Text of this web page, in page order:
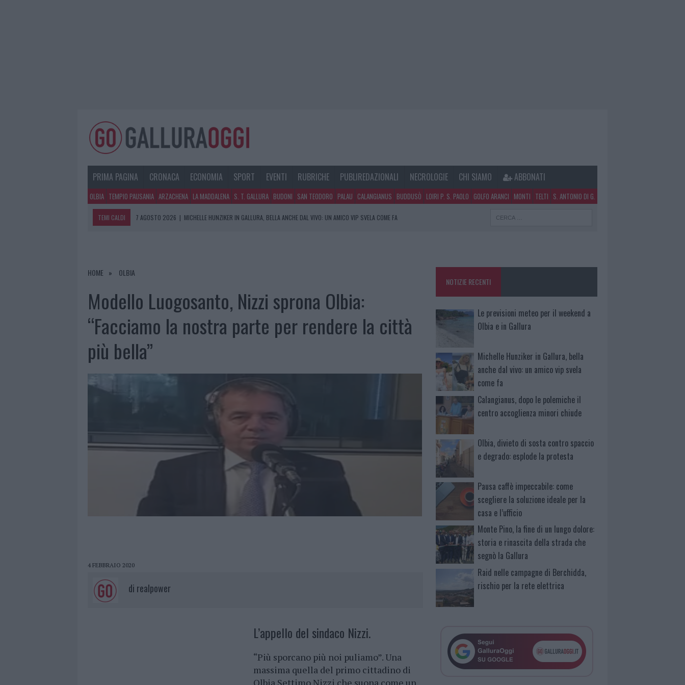
PRIMA PAGINA CRONACA ECONOMIA SPORT EVENTI RUBRICHE PUBLIREDAZIONALI NECROLOGIE CHI SIAMO ABBONATI
OLBIA TEMPIO PAUSANIA ARZACHENA LA MADDALENA S. T. GALLURA BUDONI SAN TEODORO PALAU CALANGIANUS BUDDUSÒ LOIRI P. S. PAOLO GOLFO ARANCI MONTI TELTI S. ANTONIO DI G.
TEMI CALDI 7 AGOSTO 2026 | MICHELLE HUNZIKER IN GALLURA, BELLA ANCHE DAL VIVO: UN AMICO VIP SVELA COME FA
7 AGOSTO 2026
HOME OLBIA
Modello Luogosanto, Nizzi sprona Olbia:
“Facciamo la nostra parte per rendere la città
più bella”
4 FEBBRAIO 2020
di realpower
L’appello del sindaco Nizzi.
“Più sporcano più noi puliamo”. Una
massima quella del primo cittadino di
NOTIZIE RECENTI
Le previsioni meteo per il weekend a
Olbia e in Gallura
Michelle Hunziker in Gallura, bella
anche dal vivo: un amico vip svela
come fa
Calangianus, dopo le polemiche il
centro accoglienza minori chiude
Olbia, divieto di sosta contro spaccio
e degrado: esplode la protesta
Pausa caffè impeccabile: come
scegliere la soluzione ideale per la
casa e l’ufficio
Monte Pino, la fine di un lungo dolore:
storia e rinascita della strada che
segnò la Gallura
Raid nelle campagne di Berchidda,
rischio per la rete elettrica